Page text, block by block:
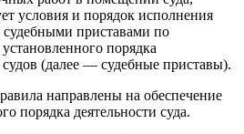
условия и порядок исполнения
судебными приставами по
порядка
судов (далее — судебные приставы).
направлены на обеспечение
порядка деятельности суда.